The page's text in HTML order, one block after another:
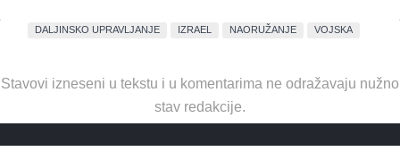
DALJINSKO UPRAVLJANJE IZRAEL NAORUŽANJE VOJSKA
Stavovi izneseni u tekstu i u komentarima ne odražavaju nužno
stav redakcije.